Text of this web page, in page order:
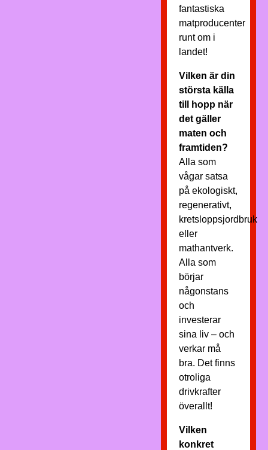
fantastiska
matproducenter
runt om i
landet!
Vilken är din
största källa
till hopp när
det gäller
maten och
framtiden?
Alla som
vågar satsa
på ekologiskt,
regenerativt,
kretsloppsjordbruk
eller
mathantverk.
Alla som
börjar
någonstans
och
investerar
sina liv – och
verkar må
bra. Det finns
otroliga
drivkrafter
överallt!
Vilken
konkret